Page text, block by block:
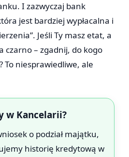
I zazwyczaj bank
jest bardziej wypłacalna i
Jeśli Ty masz etat, a
czarno – zgadnij, do kogo
To niesprawiedliwe, ale
w Kancelarii?
o podział majątku,
historię kredytową w